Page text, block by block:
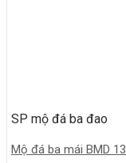
SP mộ đá ba đao
Mộ đá ba mái BMD 13